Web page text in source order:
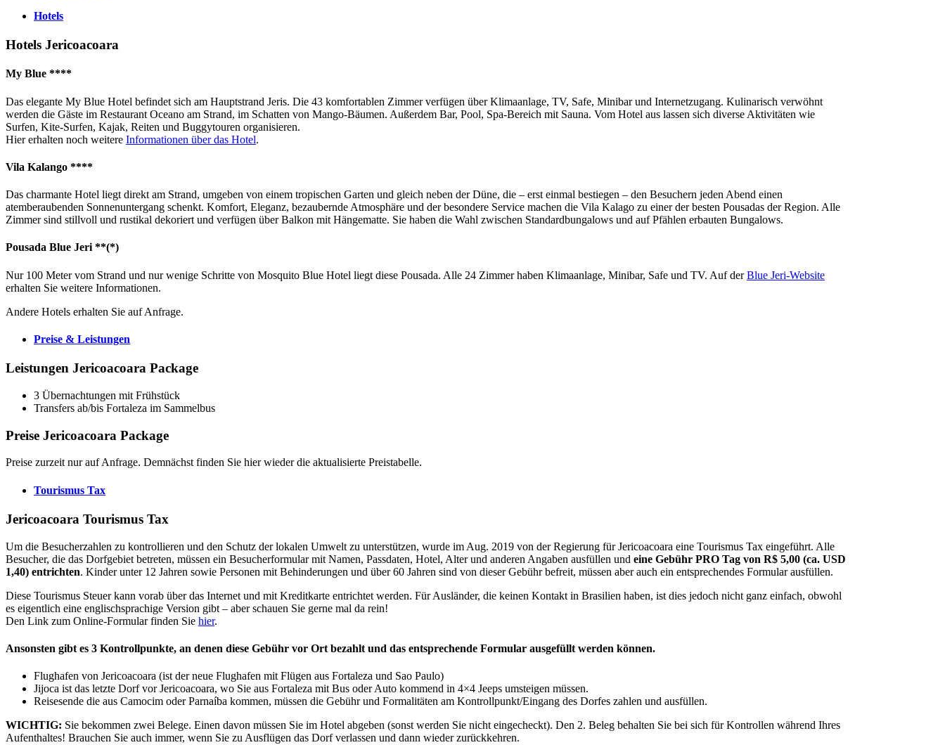
Hotels
Hotels Jericoacoara
My Blue ****
Das elegante My Blue Hotel befindet sich am Hauptstrand Jeris. Die 43 komfortablen Zimmer verfügen über Klimaanlage, TV, Safe, Minibar und Internetzugang. Kulinarisch verwöhnt
werden die Gäste im Restaurant Oceano am Strand, im Schatten von Mango-Bäumen. Außerdem Bar, Pool, Spa-Bereich mit Sauna. Vom Hotel aus lassen sich diverse Aktivitäten wie
Surfen, Kite-Surfen, Kajak, Reiten und Buggytouren organisieren.
Hier erhalten noch weitere Informationen über das Hotel.
Vila Kalango ****
Das charmante Hotel liegt direkt am Strand, umgeben von einem tropischen Garten und gleich neben der Düne, die – erst einmal bestiegen – den Besuchern jeden Abend einen
atemberaubenden Sonnenuntergang schenkt. Komfort, Eleganz, bezaubernde Atmosphäre und der besondere Service machen die Vila Kalago zu einer der besten Pousadas der Region. Alle
Zimmer sind stillvoll und rustikal dekoriert und verfügen über Balkon mit Hängematte. Sie haben die Wahl zwischen Standardbungalows und auf Pfählen erbauten Bungalows.
Pousada Blue Jeri **(*)
Nur 100 Meter vom Strand und nur wenige Schritte von Mosquito Blue Hotel liegt diese Pousada. Alle 24 Zimmer haben Klimaanlage, Minibar, Safe und TV. Auf derBlue Jeri-Website
erhalten Sie weitere Informationen.
Andere Hotels erhalten Sie auf Anfrage.
Preise & Leistungen
Leistungen Jericoacoara Package
3 Übernachtungen mit Frühstück
Transfers ab/bis Fortaleza im Sammelbus
Preise Jericoacoara Package
Preise zurzeit nur auf Anfrage. Demnächst finden Sie hier wieder die aktualisierte Preistabelle.
Tourismus Tax
Jericoacoara Tourismus Tax
Um die Besucherzahlen zu kontrollieren und den Schutz der lokalen Umwelt zu unterstützen, wurde im Aug. 2019 von der Regierung für Jericoacoara eine Tourismus Tax eingeführt. Alle
Besucher, die das Dorfgebiet betreten, müssen ein Besucherformular mit Namen, Passdaten, Hotel, Alter und anderen Angaben ausfüllen und eine Gebühr PRO Tag von R$ 5,00 (ca. USD
1,40) entrichten. Kinder unter 12 Jahren sowie Personen mit Behinderungen und über 60 Jahren sind von dieser Gebühr befreit, müssen aber auch ein entsprechendes Formular ausfüllen.
Diese Tourismus Steuer kann vorab über das Internet und mit Kreditkarte entrichtet werden. Für Ausländer, die keinen Kontakt in Brasilien haben, ist dies jedoch nicht ganz einfach, obwohl
es eigentlich eine englischsprachige Version gibt – aber schauen Sie gerne mal da rein!
Den Link zum Online-Formular finden Sie hier.
Ansonsten gibt es 3 Kontrollpunkte, an denen diese Gebühr vor Ort bezahlt und das entsprechende Formular ausgefüllt werden können.
Flughafen von Jericoacoara (ist der neue Flughafen mit Flügen aus Fortaleza und Sao Paulo)
Jijoca ist das letzte Dorf vor Jericoacoara, wo Sie aus Fortaleza mit Bus oder Auto kommend in 4×4 Jeeps umsteigen müssen.
Reisesende die aus Camocim oder Parnaíba kommen, müssen die Gebühr und Formalitäten am Kontrollpunkt/Eingang des Dorfes zahlen und ausfüllen.
WICHTIG: Sie bekommen zwei Belege. Einen davon müssen Sie im Hotel abgeben (sonst werden Sie nicht eingecheckt). Den 2. Beleg behalten Sie bei sich für Kontrollen während Ihres
Aufenthaltes! Brauchen Sie auch immer, wenn Sie zu Ausflügen das Dorf verlassen und dann wieder zurückkehren.